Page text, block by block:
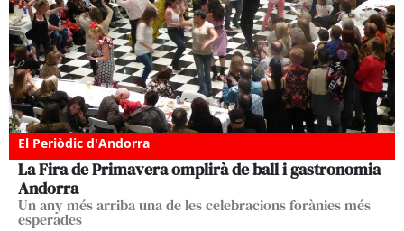
El Periòdic d'Andorra
La Fira de Primavera omplirà de ball i gastronomia
Andorra
Un any més arriba una de les celebracions forànies més
esperades